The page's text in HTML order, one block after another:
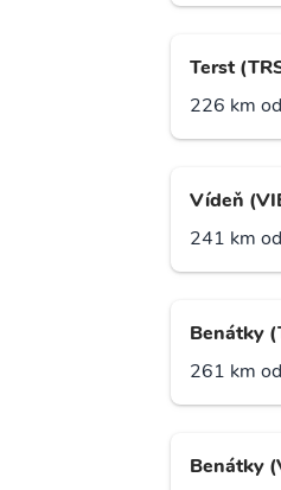
Terst
226 km
Vídeň
241 km
Benátky
261 km
Benátky